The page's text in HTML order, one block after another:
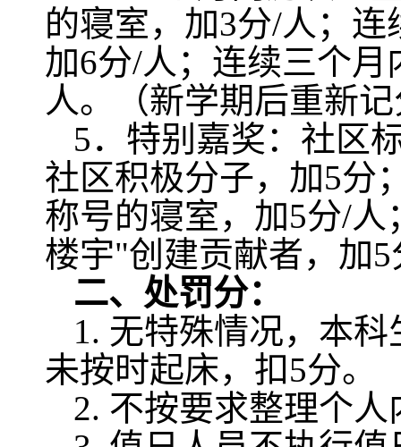
的寝室，加3分/人；连
加6分/人；连续三个
人。（新学期后重新
5．特别嘉奖：社区
社区积极分子，加5分
称号的寝室，加5分/人
楼宇"创建贡献者，加5
二、处罚分：
1. 无特殊情况，本科
未按时起床，扣 5分。
2. 不按要求整理个